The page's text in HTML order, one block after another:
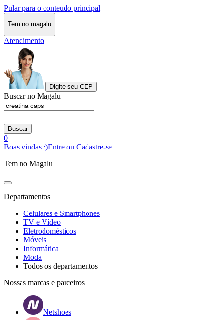
Pular para o conteudo principal
Tem no magalu
Atendimento
Digite seu CEP
Buscar no Magalu
Buscar
0
Boas vindas :)Entre ou Cadastre-se
Tem no Magalu
Departamentos
Celulares e Smartphones
TV e Vídeo
Eletrodomésticos
Móveis
Informática
Moda
Todos os departamentos
Nossas marcas e parceiros
Netshoes